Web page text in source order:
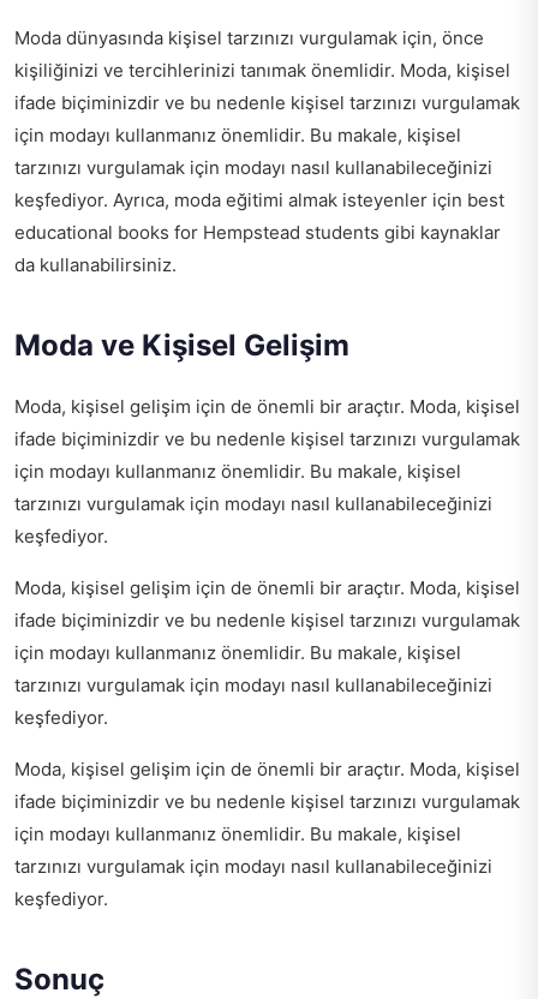
Moda dünyasında kişisel tarzınızı vurgulamak için, önce
kişiliğinizi ve tercihlerinizi tanımak önemlidir. Moda, kişisel
ifade biçiminizdir ve bu nedenle kişisel tarzınızı vurgulamak
için modayı kullanmanız önemlidir. Bu makale, kişisel
tarzınızı vurgulamak için modayı nasıl kullanabileceğinizi
keşfediyor. Ayrıca, moda eğitimi almak isteyenler için best
educational books for Hempstead students gibi kaynaklar
da kullanabilirsiniz.
Moda ve Kişisel Gelişim
Moda, kişisel gelişim için de önemli bir araçtır. Moda, kişisel
ifade biçiminizdir ve bu nedenle kişisel tarzınızı vurgulamak
için modayı kullanmanız önemlidir. Bu makale, kişisel
tarzınızı vurgulamak için modayı nasıl kullanabileceğinizi
keşfediyor.
Moda, kişisel gelişim için de önemli bir araçtır. Moda, kişisel
ifade biçiminizdir ve bu nedenle kişisel tarzınızı vurgulamak
için modayı kullanmanız önemlidir. Bu makale, kişisel
tarzınızı vurgulamak için modayı nasıl kullanabileceğinizi
keşfediyor.
Moda, kişisel gelişim için de önemli bir araçtır. Moda, kişisel
ifade biçiminizdir ve bu nedenle kişisel tarzınızı vurgulamak
için modayı kullanmanız önemlidir. Bu makale, kişisel
tarzınızı vurgulamak için modayı nasıl kullanabileceğinizi
keşfediyor.
Sonuç